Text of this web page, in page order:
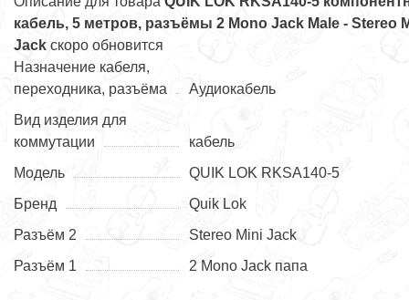
кабель, 5 метров, разъёмы 2 Mono Jack Male - Stereo
Jack скоро обновится
Назначение кабеля,
переходника, разъёма
Аудиокабель
Вид изделия для
коммутации
кабель
Модель
QUIK LOK RKSA140-5
Бренд
Quik Lok
Разъём 2
Stereo Mini Jack
Разъём 1
2 Mono Jack папа